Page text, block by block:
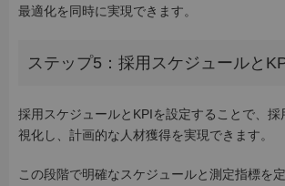
最適化を同時に実現できます。
ステップ5：採用スケジュールと
採用スケジュールとKPIを設定することで、
視化し、計画的な人材獲得を実現できます。
この段階で明確なスケジュールと測定指標を